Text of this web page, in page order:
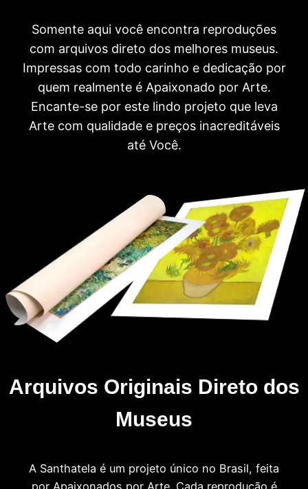
Somente aqui você encontra reproduções
com arquivos direto dos melhores museus.
Impressas com todo carinho e dedicação por
quem realmente é Apaixonado por Arte.
Encante-se por este lindo projeto que leva
Arte com qualidade e preços inacreditáveis
até Você.
Arquivos Originais Direto dos
Museus
A Santhatela é um projeto único no Brasil, feita